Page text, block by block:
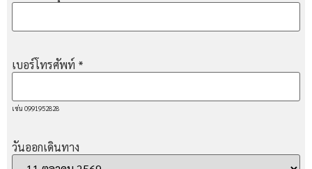
เบอร์โทรศัพท์ *
เช่น 0991952828
วันออกเดินทาง